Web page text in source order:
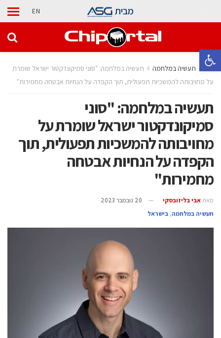
פתח סרגל נגישות
מבית EN
בית תעשיה במלחמה
תעשיה במלחמה: "סוני סמיקונדקטור ישראל שומרת
על מחויבותה להמשכיות תפעולית, תוך הקפדה על הנחיות אבטחה מחמירות"
תעשיה במלחמה: "סוני
סמיקונדקטור ישראל שומרת על
מחויבותה להמשכיות תפעולית, תוך
הקפדה על הנחיות אבטחה
מחמירות"
מאת אבי בליזובסקי
20 נובמבר 2023
תעשיה במלחמה, בישראל